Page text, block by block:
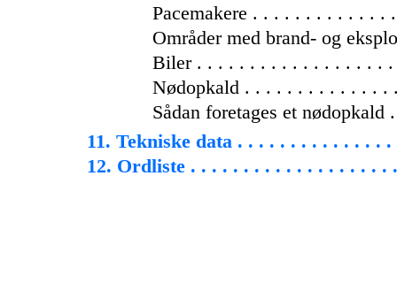
Pacemakere . . . . . . . . . . . .
Områder med brand- og
Biler . . . . . . . . . . . . . . . . . .
Nødopkald . . . . . . . . . . . . . .
Sådan foretages et
11. Tekniske data . . . . . . . . . . . . . .
12. Ordliste . . . . . . . . . . . . . . . . . . .